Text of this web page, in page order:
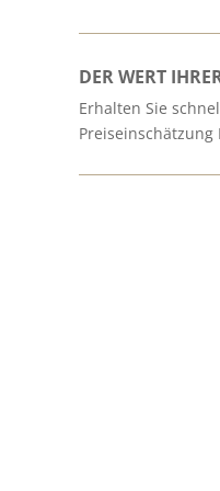
DER WERT
Erhalten Sie